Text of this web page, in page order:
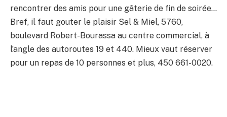
rencontrer des amis pour une gâterie de fin de soirée…
Bref, il faut gouter le plaisir Sel & Miel, 5760,
boulevard Robert-Bourassa au centre commercial, à
l’angle des autoroutes 19 et 440. Mieux vaut réserver
pour un repas de 10 personnes et plus, 450 661-0020.